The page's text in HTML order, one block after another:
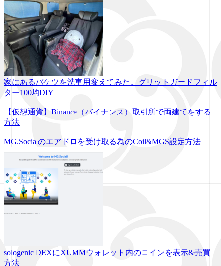
家にあるバケツを洗車用変えてみた。グリットガードフィル
ター100均DIY
【仮想通貨】Binance（バイナンス）取引所で両建てをする
方法
MG.Socialのエアドロを受け取る為のCoil&MGS設定方法
sologenic DEXにXUMMウォレット内のコインを表示&売買
方法